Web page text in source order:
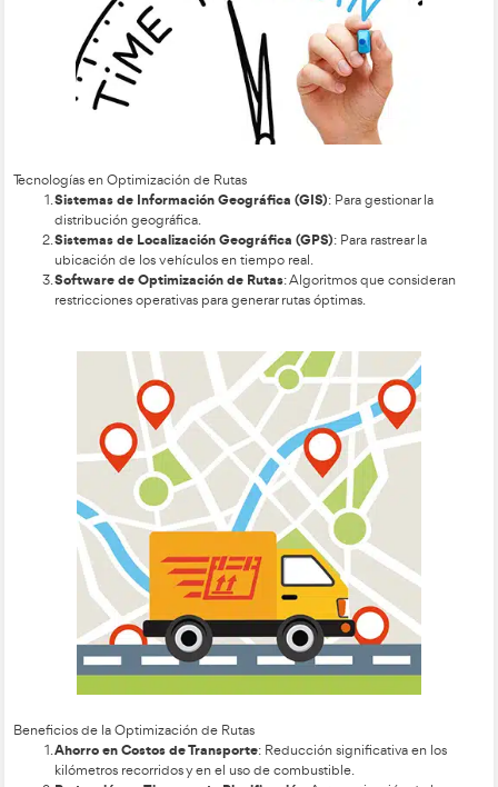
Optimización de Rutas
Niveles de Decisión
Nivel Estratégico : Planificación y ejecución de un
subcontratado.
Nivel Táctico: Ajustes operativos, como la definición
la distribución de nuevos productos.
Nivel Operativo : Decisiones diarias, como la
proveedores o la selección de vehículos para